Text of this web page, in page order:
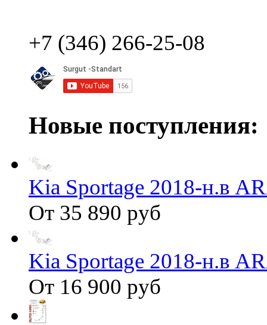
+7 (346) 266-25-08
Новые поступления:
Kia Sportage 2018-н.в
От 35 890 руб
Kia Sportage 2018-н.в
От 16 900 руб